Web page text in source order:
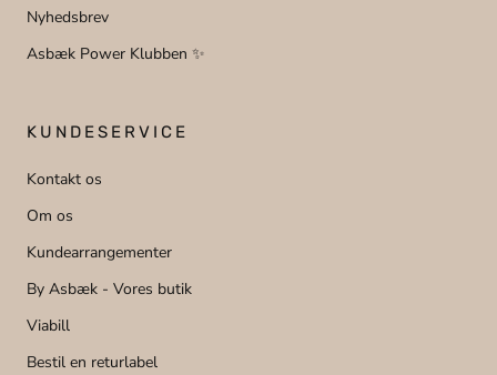
Nyhedsbrev
Asbæk Power Klubben ✨
KUNDESERVICE
Kontakt os
Om os
Kundearrangementer
By Asbæk - Vores butik
Viabill
Bestil en returlabel